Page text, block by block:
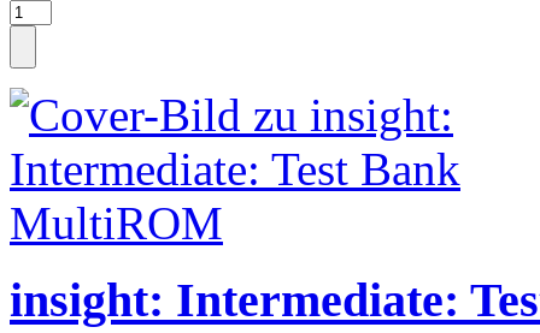
insight: Intermediate: